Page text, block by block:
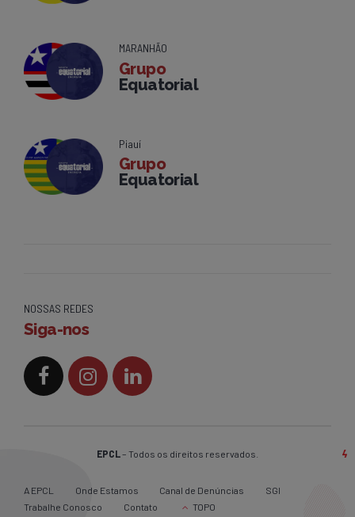
MARANHÃO
Grupo
Equatorial
Piauí
Grupo
Equatorial
NOSSAS REDES
Siga-nos
EPCL– Todos os direitos reservados.
A EPCL Onde Estamos Canal de Denúncias
SGI
Trabalhe Conosco
Contato TOPO